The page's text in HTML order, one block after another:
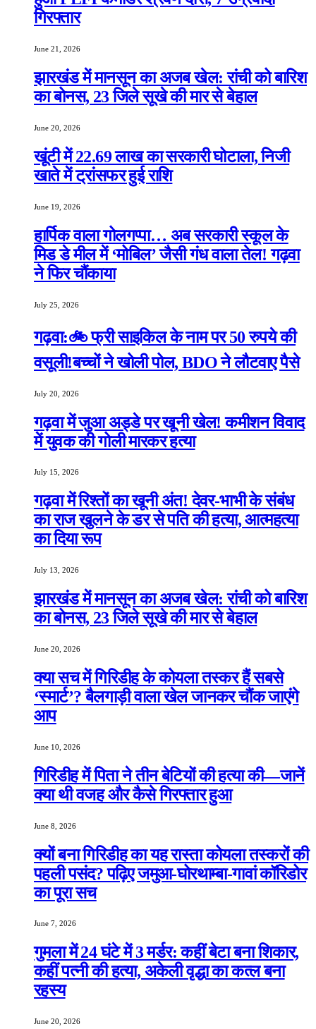
गिरफ्तार
June 21, 2026
झारखंड में मानसून का अजब खेल: रांची को बारिश
का बोनस, 23 जिले सूखे की मार से बेहाल
June 20, 2026
खूंटी में 22.69 लाख का सरकारी घोटाला, निजी
खाते में ट्रांसफर हुई राशि
June 19, 2026
हार्पिक वाला गोलगप्पा… अब सरकारी स्कूल के
मिड डे मील में ‘मोबिल’ जैसी गंध वाला तेल! गढ़वा
ने फिर चौंकाया
July 25, 2026
गढ़वा:🚲 फ्री साइकिल के नाम पर 50 रुपये की
वसूली!बच्चों ने खोली पोल, BDO ने लौटवाए पैसे
July 20, 2026
गढ़वा में जुआ अड्डे पर खूनी खेल! कमीशन विवाद
में युवक की गोली मारकर हत्या
July 15, 2026
गढ़वा में रिश्तों का खूनी अंत! देवर-भाभी के संबंध
का राज खुलने के डर से पति की हत्या, आत्महत्या
का दिया रूप
July 13, 2026
झारखंड में मानसून का अजब खेल: रांची को बारिश
का बोनस, 23 जिले सूखे की मार से बेहाल
June 20, 2026
क्या सच में गिरिडीह के कोयला तस्कर हैं सबसे
‘स्मार्ट’? बैलगाड़ी वाला खेल जानकर चौंक जाएंगे
आप
June 10, 2026
गिरिडीह में पिता ने तीन बेटियों की हत्या की—जानें
क्या थी वजह और कैसे गिरफ्तार हुआ
June 8, 2026
क्यों बना गिरिडीह का यह रास्ता कोयला तस्करों की
पहली पसंद? पढ़िए जमुआ-घोरथाम्बा-गावां कॉरिडोर
का पूरा सच
June 7, 2026
गुमला में 24 घंटे में 3 मर्डर: कहीं बेटा बना शिकार,
कहीं पत्नी की हत्या, अकेली वृद्धा का कत्ल बना
रहस्य
June 20, 2026